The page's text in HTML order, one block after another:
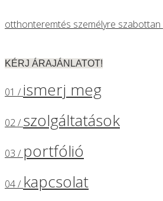
otthonteremtés személyre szabottan
KÉRJ ÁRAJÁNLATOT!
01 / ismerj meg
02 / szolgáltatások
03 / portfólió
04 / kapcsolat